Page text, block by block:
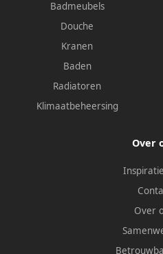
Badmeubels
Douche
Kranen
Baden
Radiatoren
Klimaatbeheersing
Over
Over